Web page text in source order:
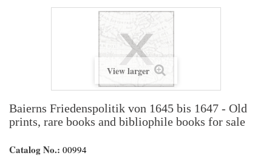
View larger
Baierns Friedenspolitik von 1645 bis 1647 - Old
prints, rare books and bibliophile books for sale
Catalog No.: 00994